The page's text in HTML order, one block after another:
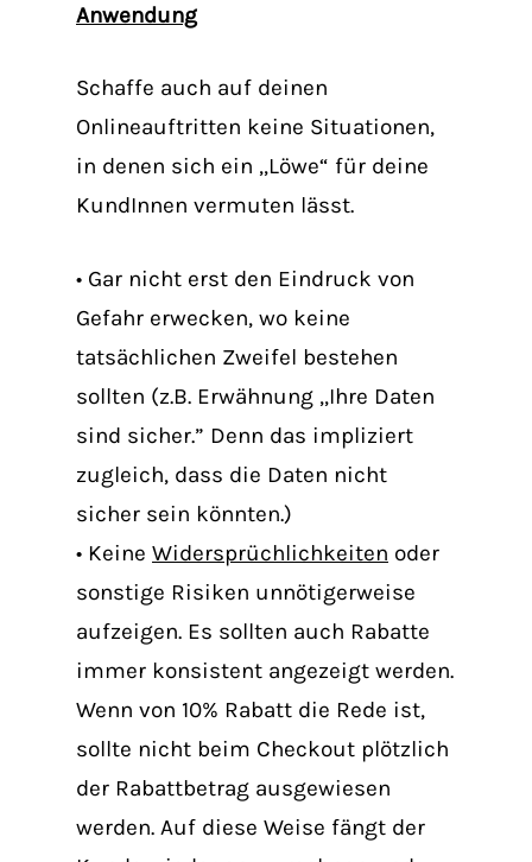
Anwendung
Schaffe auch auf deinen
Onlineauftritten keine Situationen,
in denen sich ein ,,Löwe“ für deine
KundInnen vermuten lässt.
• Gar nicht erst den Eindruck von
Gefahr erwecken, wo keine
tatsächlichen Zweifel bestehen
sollten (z.B. Erwähnung ,,Ihre Daten
sind sicher.” Denn das impliziert
zugleich, dass die Daten nicht
sicher sein könnten.)
• Keine Widersprüchlichkeiten oder
sonstige Risiken unnötigerweise
aufzeigen. Es sollten auch Rabatte
immer konsistent angezeigt werden.
Wenn von 10% Rabatt die Rede ist,
sollte nicht beim Checkout plötzlich
der Rabattbetrag ausgewiesen
werden. Auf diese Weise fängt der